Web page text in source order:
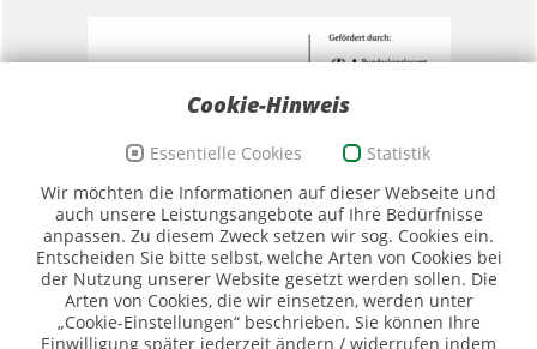
(Quelle: BKAmt)
Cookie-Hinweis
Essentielle Cookies
Statistik
Wir möchten die Informationen auf dieser Webseite und
auch unsere Leistungsangebote auf Ihre Bedürfnisse
anpassen. Zu diesem Zweck setzen wir sog. Cookies ein.
Entscheiden Sie bitte selbst, welche Arten von Cookies bei
der Nutzung unserer Website gesetzt werden sollen. Die
Arten von Cookies, die wir einsetzen, werden unter
„Cookie-Einstellungen“ beschrieben. Sie können Ihre
Einwilligung später jederzeit ändern / widerrufen indem